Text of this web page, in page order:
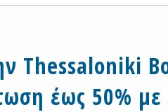
Thessaloniki
έως 50% με